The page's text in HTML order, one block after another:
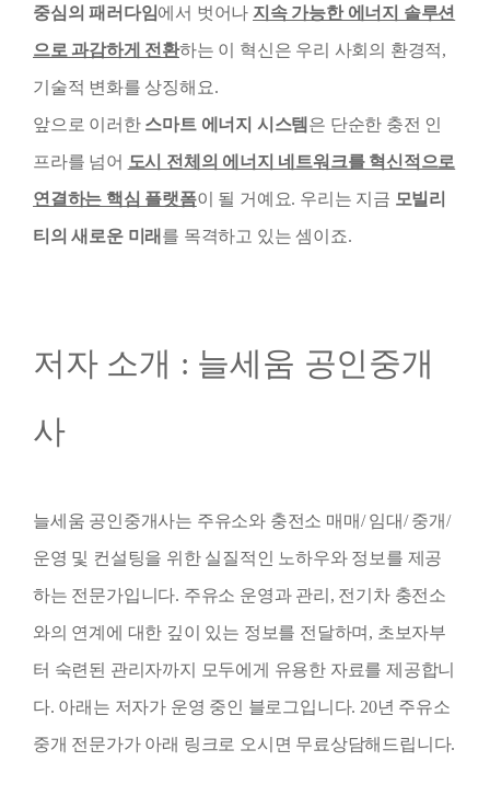
중심의 패러다임에서 벗어나 지속 가능한 에너지 솔루션
으로 과감하게 전환하는 이 혁신은 우리 사회의 환경적,
기술적 변화를 상징해요.
앞으로 이러한 스마트 에너지 시스템 은 단순한 충전 인
프라를 넘어 도시 전체의 에너지 네트워크를 혁신적으로
연결하는 핵심 플랫폼이 될 거예요. 우리는 지금 모빌리
티의 새로운 미래 를 목격하고 있는 셈이죠.
저자 소개 : 늘세움 공인중개
사
늘세움 공인중개사는 주유소와 충전소 매매/ 임대/ 중개/
운영 및 컨설팅을 위한 실질적인 노하우와 정보를 제공
하는 전문가입니다. 주유소 운영과 관리, 전기차 충전소
와의 연계에 대한 깊이 있는 정보를 전달하며, 초보자부
터 숙련된 관리자까지 모두에게 유용한 자료를 제공합니
다. 아래는 저자가 운영 중인 블로그입니다. 20년 주유소
중개 전문가가 아래 링크로 오시면 무료상담해드립니다.